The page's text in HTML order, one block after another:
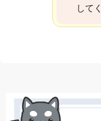
して